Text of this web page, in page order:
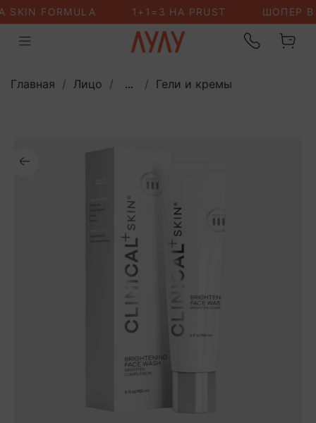
Главная Лицо ... Гели и кремы